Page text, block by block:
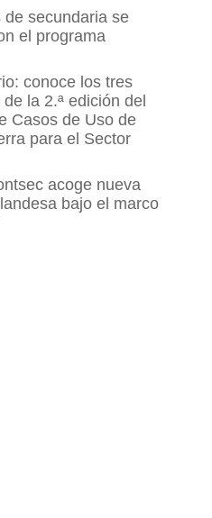
secundaria se
el programa
conoce los tres
la 2.ª edición del
Casos de Uso de
para el Sector
acoge nueva
bajo el marco